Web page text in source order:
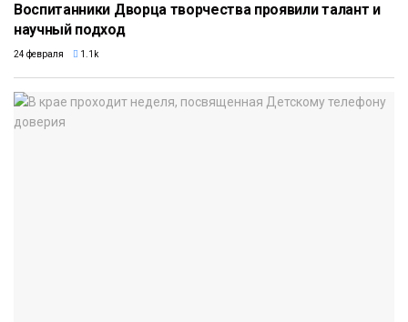
Воспитанники Дворца творчества проявили талант и
научный подход
24 февраля 1.1k